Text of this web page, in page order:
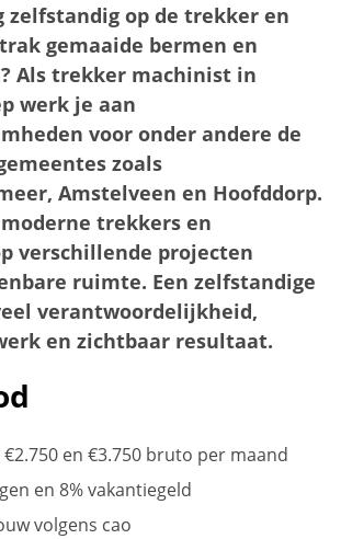
zelfstandig op de trekker en
gemaaide bermen en
Als trekker machinist in
werk je aan
voor onder andere de
zoals
Amstelveen en Hoofddorp.
trekkers en
verschillende projecten
ruimte. Een zelfstandige
verantwoordelijkheid,
en zichtbaar resultaat.
en €3.750 bruto per maand
en 8% vakantiegeld
volgens cao